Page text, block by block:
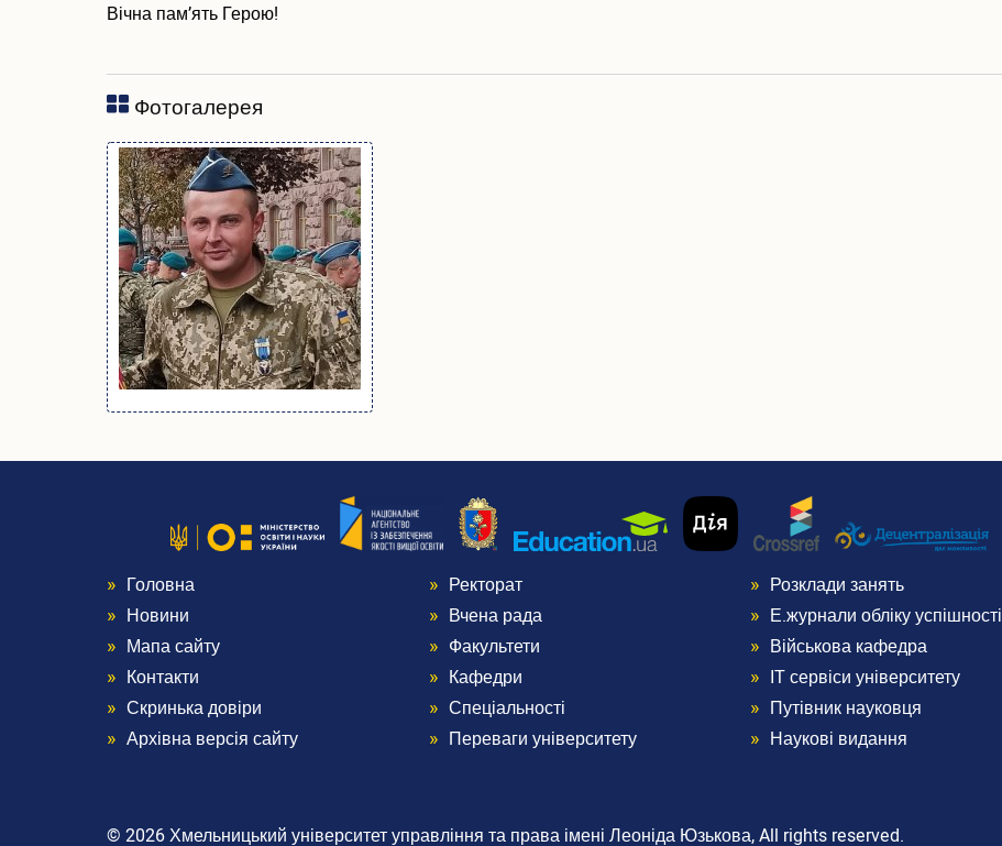
Вічна пам’ять Герою!
Фотогалерея
Menu
Footer
1
Головна
Новини
Мапа сайту
Контакти
Скринька довіри
Архівна версія сайту
Menu
Footer
2
Ректорат
Вчена рада
Факультети
Кафедри
Спеціальності
Переваги університету
Menu
Footer
3
Розклади занять
Е.журнали обліку успішності
Військова кафедра
ІТ сервіси університету
Путівник науковця
Наукові видання
© 2026 Хмельницький університет управління та права імені Леоніда Юзькова, All rights reserved.